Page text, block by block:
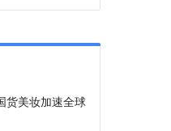
货美妆加速全球